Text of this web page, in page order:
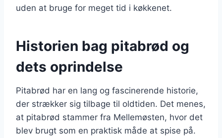
uden at bruge for meget tid i køkkenet.
Historien bag pitabrød og
dets oprindelse
Pitabrød har en lang og fascinerende historie,
der strækker sig tilbage til oldtiden. Det menes,
at pitabrød stammer fra Mellemøsten, hvor det
blev brugt som en praktisk måde at spise på.